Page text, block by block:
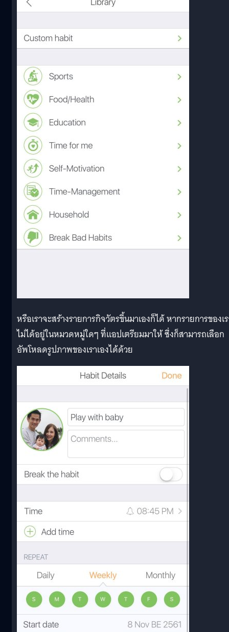
หรือเราจะสร้างรายการกิจวัตรขึ้นมาเองก็ได้ หากรายการของเ
ไม่ได้อยู่ในหมวดหมู่ใดๆ ที่แอปเตรียมมาให้ ซึ่งก็สามารถเลือก
อัพโหลดรูปภาพของเราเองได้ด้วย